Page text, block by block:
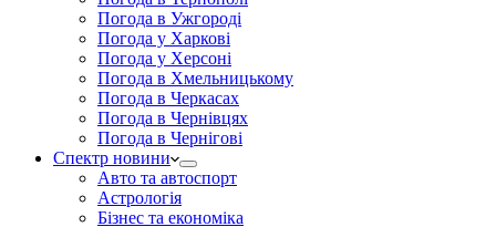
Погода в Ужгороді
Погода у Харкові
Погода у Херсоні
Погода в Хмельницькому
Погода в Черкасах
Погода в Чернівцях
Погода в Чернігові
Спектр новини
Авто та автоспорт
Астрологія
Бізнес та економіка